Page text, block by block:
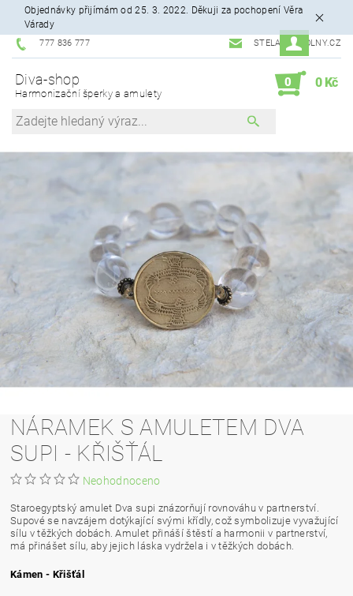
Objednávky přijímám od 25. 3. 2022. Děkuji za pochopení Věra
Várady
777 836 777 STELA99@VOLNY.CZ
Diva-shop
Harmonizační šperky a amulety
0 0 Kč
NÁRAMEK S AMULETEM DVA
SUPI - KŘIŠŤÁL
Neohodnoceno
Staroegyptský amulet Dva supi znázorňují rovnováhu v partnerství.
Supové se navzájem dotýkající svými křídly, což symbolizuje vyvažující
sílu v těžkých dobách. Amulet přináší štěstí a harmonii v partnerství,
má přinášet sílu, aby jejich láska vydržela i v těžkých dobách.
Kámen - Křišťál